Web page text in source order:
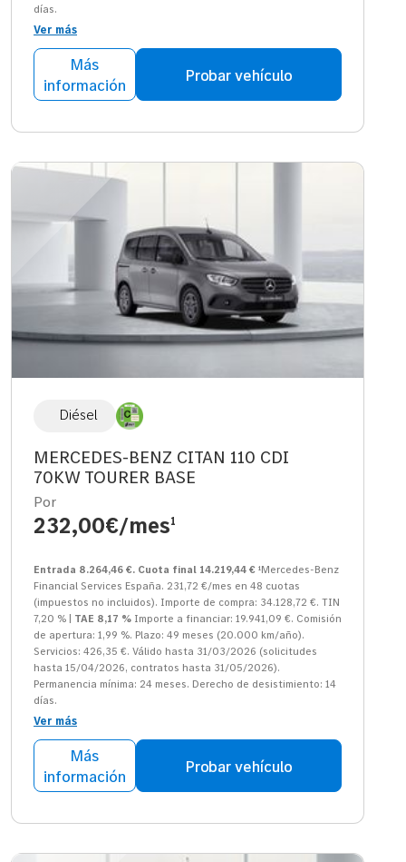
días.
Ver más
Más
información
Probar vehículo
Diésel
MERCEDES-BENZ CITAN 110 CDI
70KW TOURER BASE
Por
232,00€/mes1
Entrada 8.264,46 €. Cuota final 14.219,44 € ¹Mercedes-Benz
Financial Services España. 231,72 €/mes en 48 cuotas
(impuestos no incluidos). Importe de compra: 34.128,72 €. TIN
7,20 % | TAE 8,17 % Importe a financiar: 19.941,09 €. Comisión
de apertura: 1,99 %. Plazo: 49 meses (20.000 km/año).
Servicios: 426,35 €. Válido hasta 31/03/2026 (solicitudes
hasta 15/04/2026, contratos hasta 31/05/2026).
Permanencia mínima: 24 meses. Derecho de desistimiento: 14
días.
Ver más
Más
información
Probar vehículo